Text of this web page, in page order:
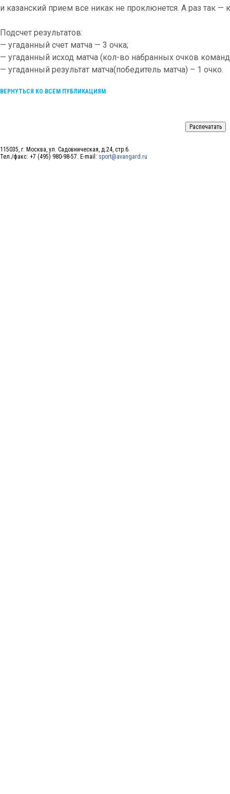
и казанский прием все никак не проклюнется. А раз так
Подсчет результатов:
— угаданный счет матча — 3 очка;
— угаданный исход матча (кол-во набранных очков
— угаданный результат матча(победитель матча) – 1 очко.
ВЕРНУТЬСЯ КО ВСЕМ ПУБЛИКАЦИЯМ
115035, г. Москва, ул. Садовническая, д.24, стр.6.
Тел./факс: +7 (495) 980-98-57. E-mail: sport@avangard.ru